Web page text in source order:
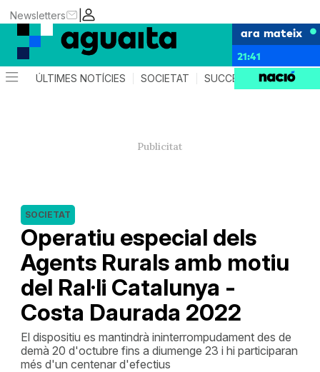
|
Newsletters
ara mateix
21:41
ÚLTIMES NOTÍCIES SOCIETAT SUCCESSOS AGENDA
Operatiu especial dels
Agents Rurals amb motiu
del Ral·li Catalunya -
Costa Daurada 2022
SOCIETAT
El dispositiu es mantindrà ininterrompudament des de
demà 20 d'octubre fins a diumenge 23 i hi participaran
més d'un centenar d'efectius